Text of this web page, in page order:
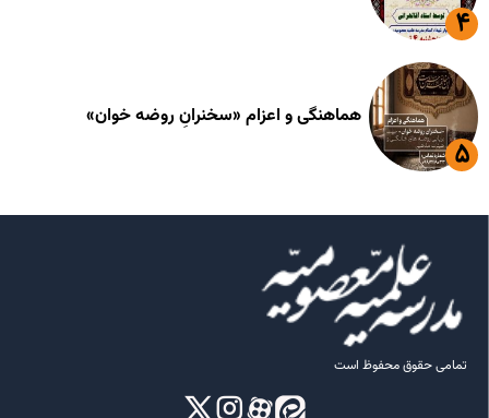
هماهنگی و اعزام «سخنرانِ روضه خوان»
تمامی حقوق محفوظ است